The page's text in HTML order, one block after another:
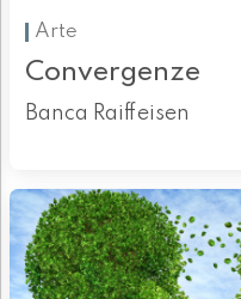
Arte
Convergenze
Banca Raiffeisen